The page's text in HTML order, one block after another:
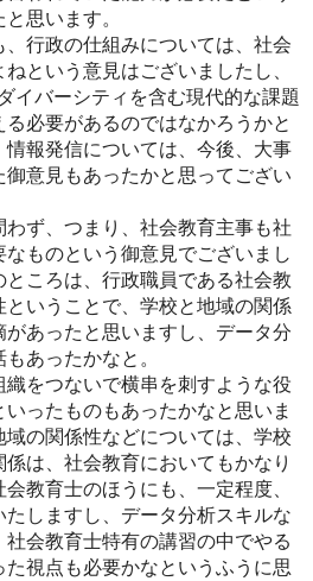
思います。
行政の仕組みについては、社会
という意見はございましたし、
イバーシティを含む現代的な課題
必要があるのではなかろうかと
情報発信については、今後、大事
意見もあったかと思ってござい
ず、つまり、社会教育主事も社
ものという御意見でございまし
ころは、行政職員である社会教
いうことで、学校と地域の関係
あったと思いますし、データ分
あったかなと。
をつないで横串を刺すような役
ったものもあったかなと思いま
の関係性などについては、学校
は、社会教育においてもかなり
教育士のほうにも、一定程度、
しますし、データ分析スキルな
社会教育士特有の講習の中でやる
視点も必要かなというふうに思